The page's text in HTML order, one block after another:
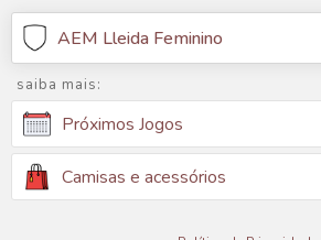
AEM Lleida Feminino
saiba mais:
Próximos Jogos
Camisas e acessórios